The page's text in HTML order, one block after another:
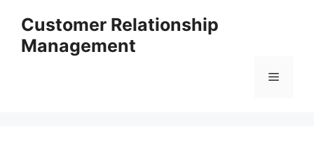
content
Customer Relationship
Management
Menu